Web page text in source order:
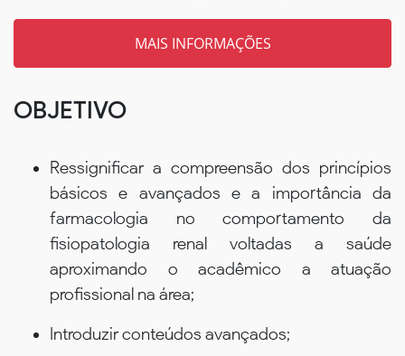
OBJETIVO
Ressignificar a compreensão dos princípios
básicos e avançados e a importância da
farmacologia no comportamento da
fisiopatologia renal voltadas a saúde
aproximando o acadêmico a atuação
profissional na área;
Introduzir conteúdos avançados;